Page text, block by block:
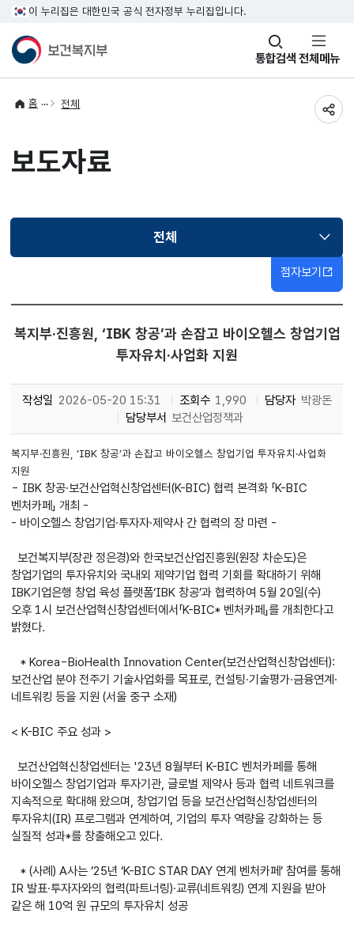
이 누리집은 대한민국 공식 전자정부 누리집입니다.
통합검색
창
열기 전체메뉴
홈 전체
보도자료
전체선택됨
점자보기
복지부·진흥원, ‘IBK 창공’과 손잡고 바이오헬스 창업기업
투자유치·사업화 지원
작성일 2026-05-20 15:31 조회수 1,990 담당자 박광돈
담당부서 보건산업정책과
복지부·진흥원, ‘IBK 창공’과 손잡고 바이오헬스 창업기업 투자유치·사업화
지원
- IBK 창공·보건산업혁신창업센터(K-BIC) 협력 본격화 「K-BIC
벤처카페」 개최 -
- 바이오헬스 창업기업·투자자·제약사 간 협력의 장 마련 -
보건복지부(장관 정은경)와 한국보건산업진흥원(원장 차순도)은
창업기업의 투자유치와 국내외 제약기업 협력 기회를 확대하기 위해
IBK기업은행 창업 육성 플랫폼‘IBK 창공’과 협력하여 5월 20일(수)
오후 1시 보건산업혁신창업센터에서「K-BIC* 벤처카페」를 개최한다고
밝혔다.
* Korea-BioHealth Innovation Center(보건산업혁신창업센터):
보건산업 분야 전주기 기술사업화를 목표로, 컨설팅·기술평가·금융연계·
네트워킹 등을 지원 (서울 중구 소재)
< K-BIC 주요 성과 >
보건산업혁신창업센터는 '23년 8월부터 K-BIC 벤처카페를 통해
바이오헬스 창업기업과 투자기관, 글로벌 제약사 등과 협력 네트워크를
지속적으로 확대해 왔으며, 창업기업 등을 보건산업혁신창업센터의
투자유치(IR) 프로그램과 연계하여, 기업의 투자 역량을 강화하는 등
실질적 성과*를 창출해오고 있다.
* (사례) A사는 ’25년 ‘K-BIC STAR DAY 연계 벤처카페’ 참여를 통해
IR 발표·투자자와의 협력(파트너링)·교류(네트워킹) 연계 지원을 받아
같은 해 10억 원 규모의 투자유치 성공